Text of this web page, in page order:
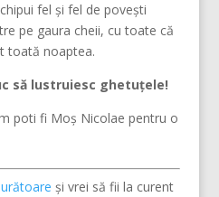
fel și fel de povești
pe gaura cheii, cu toate că
toată noaptea.
să lustruiesc ghetuțele!
poti fi Moș Nicolae pentru o
și vrei să fii la curent